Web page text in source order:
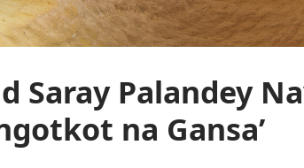
Saray Palandey
na Gansa’